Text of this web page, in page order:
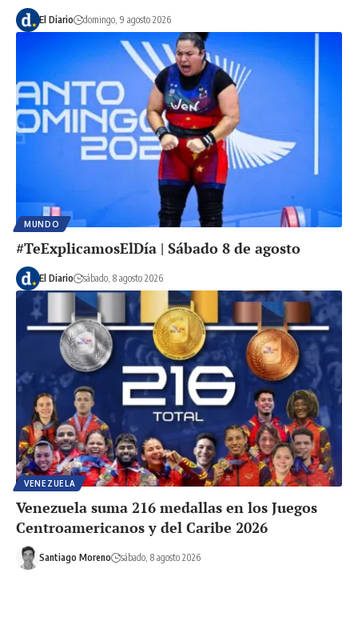
El Diario domingo, 9 agosto 2026
MUNDO
#TeExplicamosElDía | Sábado 8 de agosto
El Diario sábado, 8 agosto 2026
VENEZUELA
Venezuela suma 216 medallas en los Juegos
Centroamericanos y del Caribe 2026
Santiago Moreno sábado, 8 agosto 2026